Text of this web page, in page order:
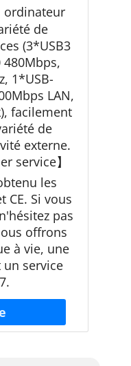
ordinateur
de
(3*USB3
480Mbps,
1*USB-
LAN,
facilement
de
externe.
service】
les
CE. Si vous
pas
offrons
à vie, une
service